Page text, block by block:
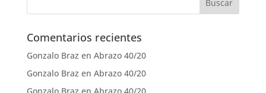
Comentarios recientes
Gonzalo Braz en Abrazo 40/20
Gonzalo Braz en Abrazo 40/20